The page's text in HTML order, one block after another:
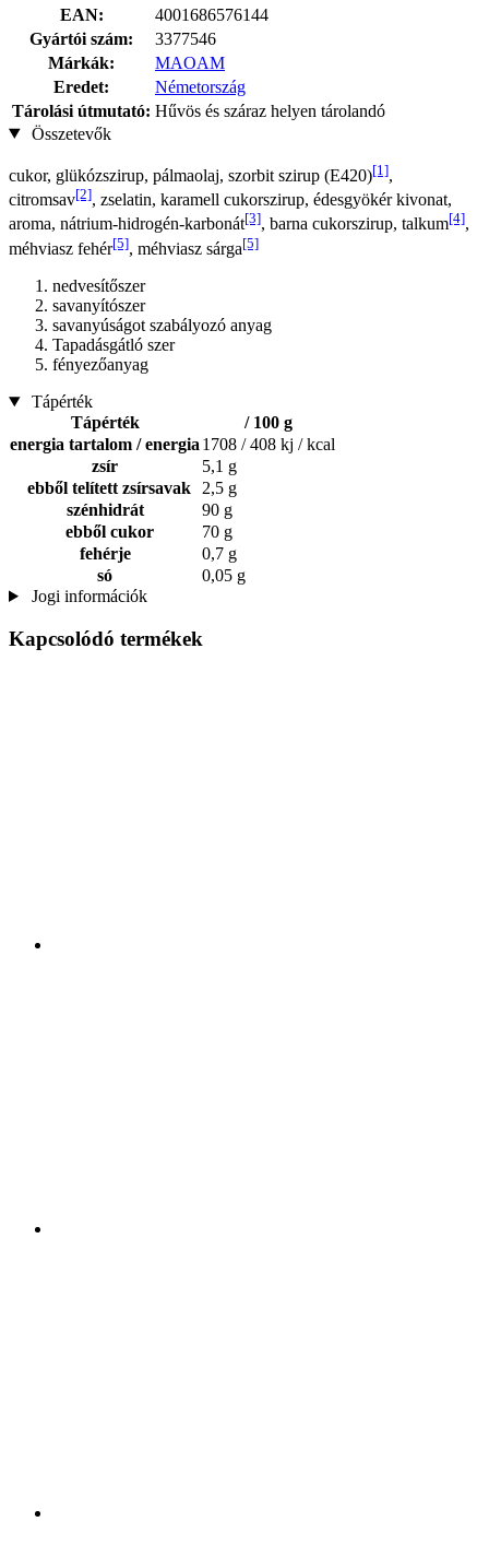
EAN:
4001686576144
Gyártói szám:
3377546
Márkák:
MAOAM
Eredet:
Németország
Tárolási útmutató: Hűvös és száraz helyen tárolandó
Összetevők
cukor, glükózszirup, pálmaolaj, szorbit szirup (E420)[1],
citromsav[2], zselatin, karamell cukorszirup, édesgyökér kivonat,
aroma, nátrium-hidrogén-karbonát[3], barna cukorszirup, talkum[4],
méhviasz fehér[5], méhviasz sárga[5]
nedvesítőszer
savanyítószer
savanyúságot szabályozó anyag
Tapadásgátló szer
fényezőanyag
Tápérték
Tápérték
/ 100 g
energia tartalom / energia 1708 / 408 kj / kcal
zsír
5,1 g
ebből telített zsírsavak
2,5 g
szénhidrát
90 g
ebből cukor
70 g
fehérje
0,7 g
só
0,05 g
Jogi információk
Kapcsolódó termékek